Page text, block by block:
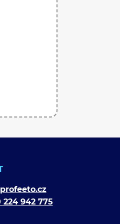
224 942 775